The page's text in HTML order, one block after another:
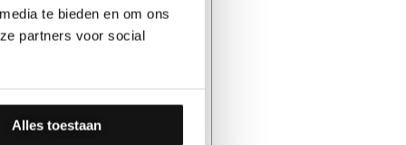
te bieden en om ons
partners voor social
Alles toestaan